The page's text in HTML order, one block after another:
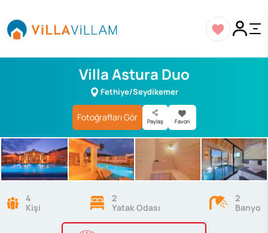
Villa Astura Duo
Fethiye/Seydikemer
Fotoğrafları Gör Paylaş Favori
4
Kişi
2
Yatak Odası
2
Banyo